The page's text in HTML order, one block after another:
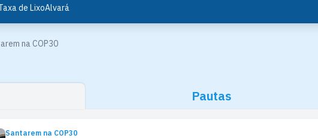
de LixoAlvará
na COP30
Pautas
Santarem na COP30